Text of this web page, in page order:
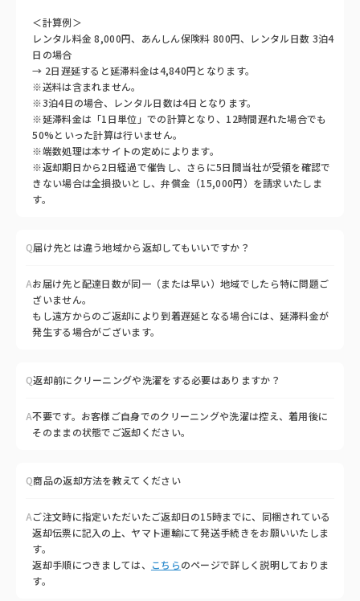
＜計算例＞
レンタル料金 8,000円、あんしん保険料 800円、レンタル日数 3泊4
日の場合
→ 2日遅延すると延滞料金は4,840円となります。
※送料は含まれません。
※3泊4日の場合、レンタル日数は4日となります。
※延滞料金は「1日単位」での計算となり、12時間遅れた場合でも
50%といった計算は行いません。
※端数処理は本サイトの定めによります。
※返却期日から2日経過で催告し、さらに5日間当社が受領を確認で
きない場合は全損扱いとし、弁償金（15,000円）を請求いたしま
す。
Q届け先とは違う地域から返却してもいいですか？
Aお届け先と配達日数が同一（または早い）地域でしたら特に問題ご
ざいません。
もし遠方からのご返却により到着遅延となる場合には、延滞料金が
発生する場合がございます。
Q返却前にクリーニングや洗濯をする必要はありますか？
A不要です。お客様ご自身でのクリーニングや洗濯は控え、着用後に
そのままの状態でご返却ください。
Q商品の返却方法を教えてください
Aご注文時に指定いただいたご返却日の15時までに、同梱されている
返却伝票に記入の上、ヤマト運輸にて発送手続きをお願いいたしま
す。
返却手順につきましては、
こちらのページで詳しく説明しておりま
す。